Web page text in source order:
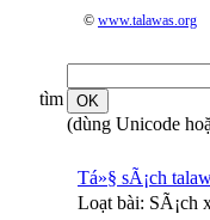
© www.talawas.org
tìm
(dùng Unicode
Tá»§ sÃ¡ch
Loạt bài: SÃ¡ch